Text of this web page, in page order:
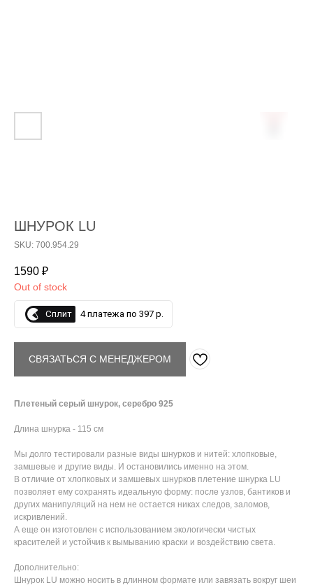
ШНУРОК LU
SKU: 700.954.29
1590 ₽
Out of stock
Сплит 4 платежа по 397 р.
СВЯЗАТЬСЯ С МЕНЕДЖЕРОМ
Плетеный серый шнурок, серебро 925
Длина шнурка - 115 см
Мы долго тестировали разные виды шнурков и нитей: хлопковые,
замшевые и другие виды. И остановились именно на этом.
В отличие от хлопковых и замшевых шнурков плетение шнурка LU
позволяет ему сохранять идеальную форму: после узлов, бантиков и
других манипуляций на нем не остается никах следов, заломов,
искривлений.
А еще он изготовлен с использованием экологически чистых
красителей и устойчив к вымыванию краски и воздействию света.
Дополнительно:
Шнурок LU можно носить в длинном формате или завязать вокруг шеи